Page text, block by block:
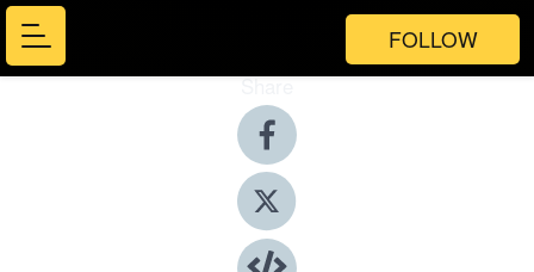
FOLLOW
Share